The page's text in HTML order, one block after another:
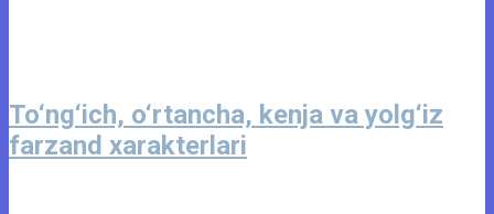
To‘ng‘ich, o‘rtancha, kenja va yolg‘iz
farzand xarakterlari